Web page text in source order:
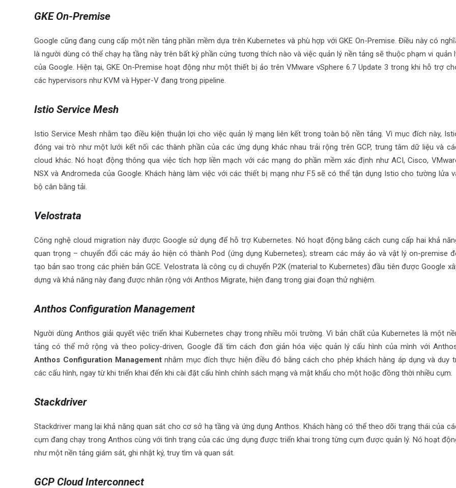
GKE On-Premise
Google cũng đang cung cấp một nền tảng phần mềm dựa trên Kubernetes và phù hợp với GKE On-Premise. Điều này có
là người dùng có thể chạy hạ tầng này trên bất kỳ phần cứng tương thích nào và việc quản lý nền tảng sẽ thuộc phạm vi quản
của Google. Hiện tại, GKE On-Premise hoạt động như một thiết bị ảo trên VMware vSphere 6.7 Update 3 trong khi hỗ trợ
các hypervisors như KVM và Hyper-V đang trong pipeline.
Istio Service Mesh
Istio Service Mesh nhằm tạo điều kiện thuận lợi cho việc quản lý mạng liên kết trong toàn bộ nền tảng. Vì mục đích này,
đóng vai trò như một lưới kết nối các thành phần của các ứng dụng khác nhau trải rộng trên GCP, trung tâm dữ liệu và
cloud khác. Nó hoạt động thông qua việc tích hợp liền mạch với các mạng do phần mềm xác định như ACI, Cisco,
NSX và Andromeda của Google. Khách hàng làm việc với các thiết bị mạng như F5 sẽ có thể tận dụng Istio cho tường lửa
bộ cân bằng tải.
Velostrata
Công nghệ cloud migration này được Google sử dụng để hỗ trợ Kubernetes. Nó hoạt động bằng cách cung cấp hai khả
quan trọng – chuyển đổi các máy ảo hiện có thành Pod (ứng dụng Kubernetes); stream các máy ảo và vật lý on-premise
tạo bản sao trong các phiên bản GCE. Velostrata là công cụ di chuyển P2K (material to Kubernetes) đầu tiên được Google
dựng và khả năng này đang được nhân rộng với Anthos Migrate, hiện đang trong giai đoạn thử nghiệm.
Anthos Configuration Management
Người dùng Anthos giải quyết việc triển khai Kubernetes chạy trong nhiều môi trường. Vì bản chất của Kubernetes là một
tảng có thể mở rộng và theo policy-driven, Google đã tìm cách đơn giản hóa việc quản lý cấu hình của mình với
Anthos Configuration Managementnhằm mục đích thực hiện điều đó bằng cách cho phép khách hàng áp dụng và duy
các cấu hình, ngay từ khi triển khai đến khi cài đặt cấu hình chính sách mạng và mật khẩu cho một hoặc đồng thời nhiều cụm.
Stackdriver
Stackdriver mang lại khả năng quan sát cho cơ sở hạ tầng và ứng dụng Anthos. Khách hàng có thể theo dõi trạng thái của
cụm đang chạy trong Anthos cùng với tình trạng của các ứng dụng được triển khai trong từng cụm được quản lý. Nó hoạt
như một nền tảng giám sát, ghi nhật ký, truy tìm và quan sát.
GCP Cloud Interconnect